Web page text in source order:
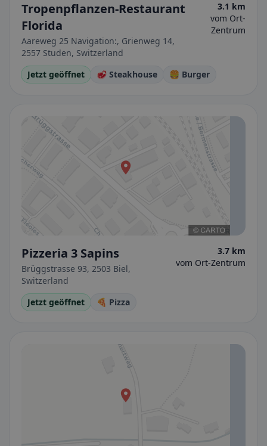
Tropenpflanzen-Restaurant
Florida
Aareweg 25 Navigation:, Grienweg 14,
2557 Studen, Switzerland
3.1 km
vom Ort-
Zentrum
Jetzt geöffnet 🥩 Steakhouse 🍔 Burger
Pizzeria 3 Sapins
Brüggstrasse 93, 2503 Biel,
Switzerland
3.7 km
vom Ort-Zentrum
Jetzt geöffnet 🍕 Pizza